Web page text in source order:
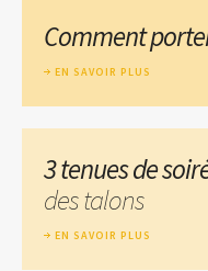
Comment
EN SAVOIR PLUS
3 tenues de
des talons
EN SAVOIR PLUS